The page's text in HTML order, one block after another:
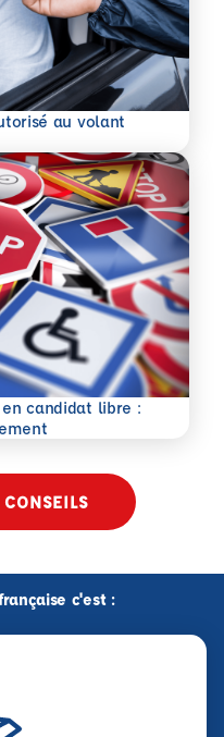
au volant
candidat libre :
c'est :